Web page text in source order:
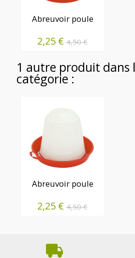
Abreuvoir poule
2,25 € 4,50 €
1 autre produit dans
catégorie :
Abreuvoir poule
2,25 € 4,50 €